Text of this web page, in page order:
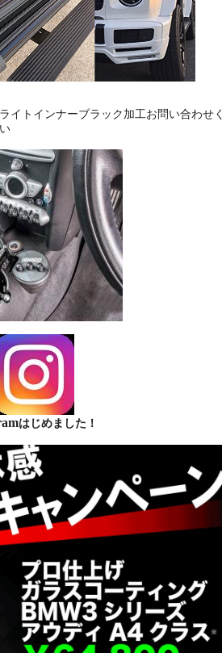
トインナーブラック加工お問い合わせく
はじめました！